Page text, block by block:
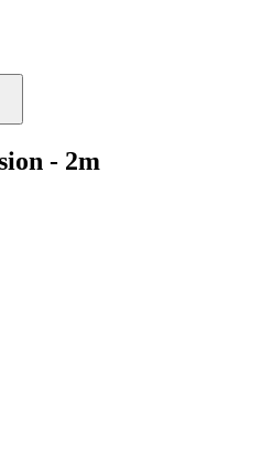
- 2m